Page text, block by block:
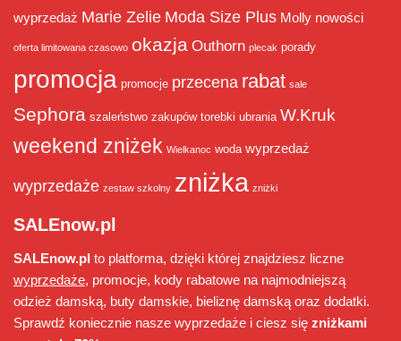
wyprzedaż Marie Zelie Moda Size Plus Molly nowości
oferta limitowana czasowo okazja Outhorn plecak porady
promocja promocje przecena rabat sale
Sephora szaleństwo zakupów torebki ubrania W.Kruk
weekend zniżek Wielkanoc woda wyprzedaż
wyprzedaże zestaw szkolny zniżka zniżki
SALEnow.pl
SALEnow.pl to platforma, dzięki której znajdziesz liczne
wyprzedaże, promocje, kody rabatowe na najmodniejszą
odzież damską, buty damskie, bieliznę damską oraz dodatki.
Sprawdź koniecznie nasze wyprzedaże i ciesz się zniżkami